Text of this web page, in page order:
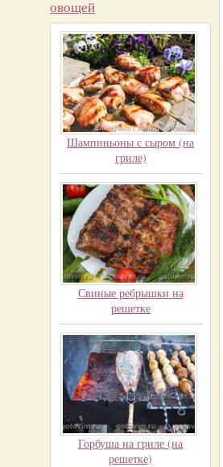
овощей
Шампиньоны с сыром (на
гриле)
Свиные ребрышки на
решетке
Горбуша на гриле (на
решетке)